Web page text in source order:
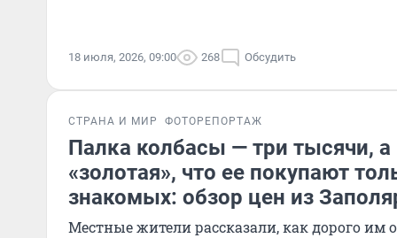
18 июля, 2026, 09:00 268 Обсудить
СТРАНА И МИР ФОТОРЕПОРТАЖ
Палка колбасы — три тысячи, а
«золотая», что ее покупают
знакомых: обзор цен из
Местные жители рассказали, как дорого им